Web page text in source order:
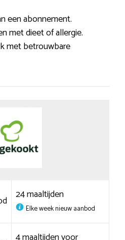
een abonnement.
met dieet of allergie.
met betrouwbare
24 maaltijden
Elke week nieuw aanbod